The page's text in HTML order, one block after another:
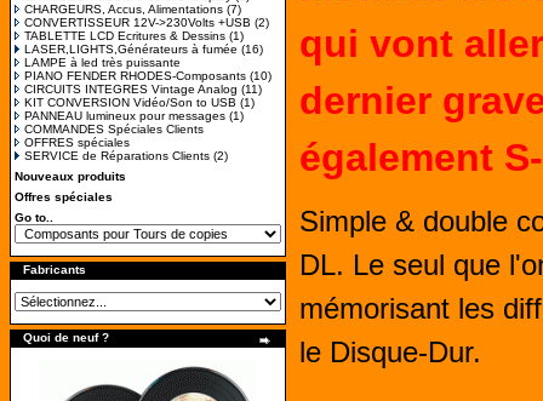
CHARGEURS, Accus, Alimentations (7)
CONVERTISSEUR 12V->230Volts +USB (2)
TABLETTE LCD Ecritures & Dessins (1)
LASER,LIGHTS,Générateurs à fumée (16)
LAMPE à led très puissante
PIANO FENDER RHODES-Composants (10)
CIRCUITS INTEGRES Vintage Analog (11)
KIT CONVERSION Vidéo/Son to USB (1)
PANNEAU lumineux pour messages (1)
COMMANDES Spéciales Clients
OFFRES spéciales
SERVICE de Réparations Clients (2)
Nouveaux produits
Offres spéciales
Go to..
Fabricants
Quoi de neuf ?
qui vont
dernier
également
Simple & double
DL. Le seul que
mémorisant les
le Disque-Dur.